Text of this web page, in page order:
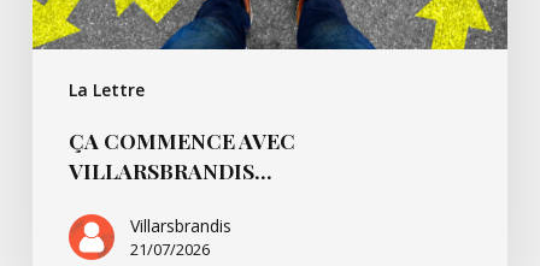
La Lettre
ÇA COMMENCE AVEC
VILLARSBRANDIS…
Villarsbrandis
21/07/2026